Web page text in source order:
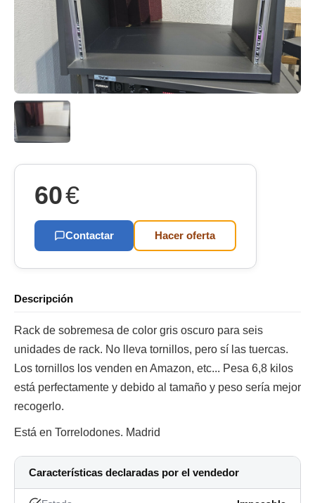
60€
Contactar Hacer oferta
Descripción
Rack de sobremesa de color gris oscuro para seis
unidades de rack. No lleva tornillos, pero sí las tuercas.
Los tornillos los venden en Amazon, etc... Pesa 6,8 kilos
está perfectamente y debido al tamaño y peso sería mejor
recogerlo.
Está en Torrelodones. Madrid
Características declaradas por el vendedor